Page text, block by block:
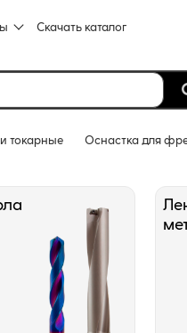
Скачать каталог
токарные Оснастка для